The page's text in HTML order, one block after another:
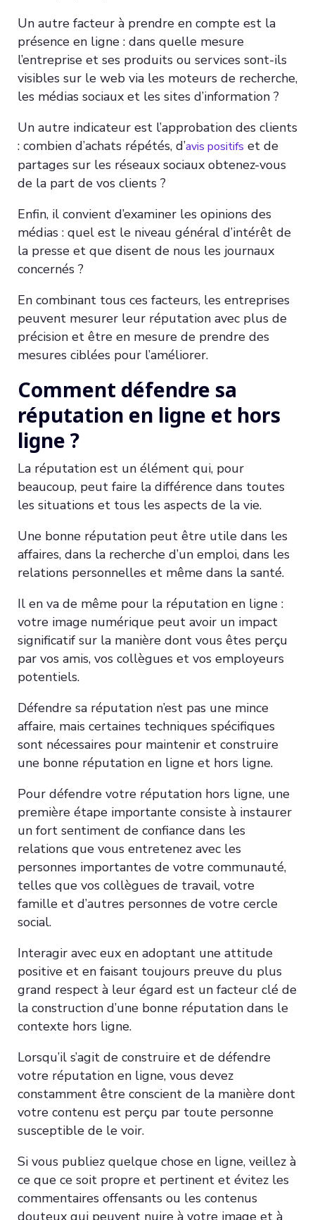
Un autre facteur à prendre en compte est la
présence en ligne : dans quelle mesure
l’entreprise et ses produits ou services sont-ils
visibles sur le web via les moteurs de recherche,
les médias sociaux et les sites d’information ?
Un autre indicateur est l’approbation des clients
: combien d’achats répétés, d’avis positifs et de
partages sur les réseaux sociaux obtenez-vous
de la part de vos clients ?
Enfin, il convient d’examiner les opinions des
médias : quel est le niveau général d’intérêt de
la presse et que disent de nous les journaux
concernés ?
En combinant tous ces facteurs, les entreprises
peuvent mesurer leur réputation avec plus de
précision et être en mesure de prendre des
mesures ciblées pour l’améliorer.
Comment défendre sa
réputation en ligne et hors
ligne ?
La réputation est un élément qui, pour
beaucoup, peut faire la différence dans toutes
les situations et tous les aspects de la vie.
Une bonne réputation peut être utile dans les
affaires, dans la recherche d’un emploi, dans les
relations personnelles et même dans la santé.
Il en va de même pour la réputation en ligne :
votre image numérique peut avoir un impact
significatif sur la manière dont vous êtes perçu
par vos amis, vos collègues et vos employeurs
potentiels.
Défendre sa réputation n’est pas une mince
affaire, mais certaines techniques spécifiques
sont nécessaires pour maintenir et construire
une bonne réputation en ligne et hors ligne.
Pour défendre votre réputation hors ligne, une
première étape importante consiste à instaurer
un fort sentiment de confiance dans les
relations que vous entretenez avec les
personnes importantes de votre communauté,
telles que vos collègues de travail, votre
famille et d’autres personnes de votre cercle
social.
Interagir avec eux en adoptant une attitude
positive et en faisant toujours preuve du plus
grand respect à leur égard est un facteur clé de
la construction d’une bonne réputation dans le
contexte hors ligne.
Lorsqu’il s’agit de construire et de défendre
votre réputation en ligne, vous devez
constamment être conscient de la manière dont
votre contenu est perçu par toute personne
susceptible de le voir.
Si vous publiez quelque chose en ligne, veillez à
ce que ce soit propre et pertinent et évitez les
commentaires offensants ou les contenus
douteux qui peuvent nuire à votre image et à